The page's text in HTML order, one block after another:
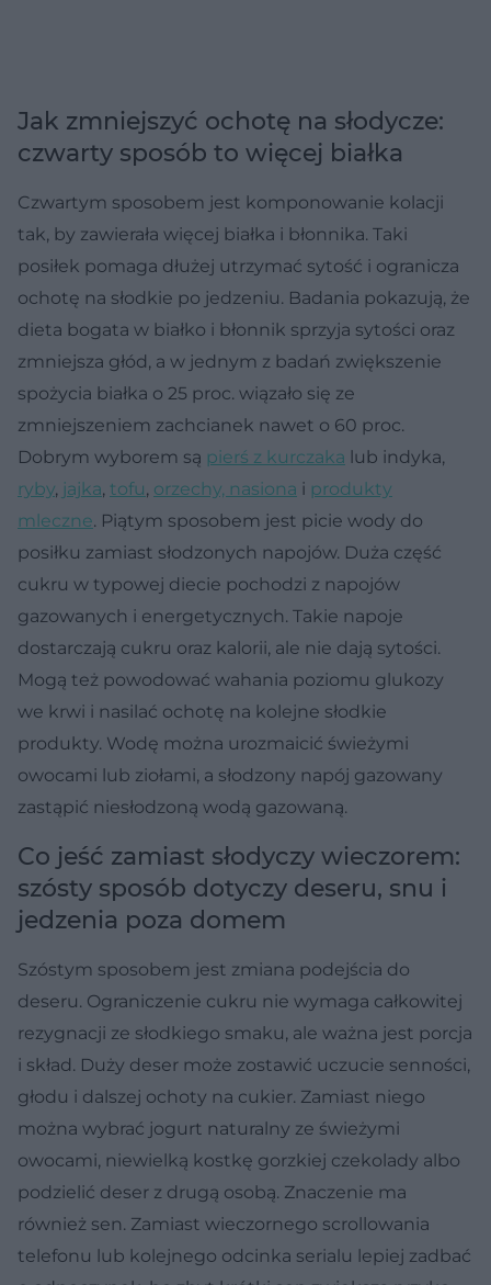
Jak zmniejszyć ochotę na słodycze:
czwarty sposób to więcej białka
Czwartym sposobem jest komponowanie kolacji
tak, by zawierała więcej białka i błonnika. Taki
posiłek pomaga dłużej utrzymać sytość i ogranicza
ochotę na słodkie po jedzeniu. Badania pokazują, że
dieta bogata w białko i błonnik sprzyja sytości oraz
zmniejsza głód, a w jednym z badań zwiększenie
spożycia białka o 25 proc. wiązało się ze
zmniejszeniem zachcianek nawet o 60 proc.
Dobrym wyborem są pierś z kurczaka lub indyka,
ryby, jajka, tofu, orzechy, nasiona i produkty
mleczne. Piątym sposobem jest picie wody do
posiłku zamiast słodzonych napojów. Duża część
cukru w typowej diecie pochodzi z napojów
gazowanych i energetycznych. Takie napoje
dostarczają cukru oraz kalorii, ale nie dają sytości.
Mogą też powodować wahania poziomu glukozy
we krwi i nasilać ochotę na kolejne słodkie
produkty. Wodę można urozmaicić świeżymi
owocami lub ziołami, a słodzony napój gazowany
zastąpić niesłodzoną wodą gazowaną.
Co jeść zamiast słodyczy wieczorem:
szósty sposób dotyczy deseru, snu i
jedzenia poza domem
Szóstym sposobem jest zmiana podejścia do
deseru. Ograniczenie cukru nie wymaga całkowitej
rezygnacji ze słodkiego smaku, ale ważna jest porcja
i skład. Duży deser może zostawić uczucie senności,
głodu i dalszej ochoty na cukier. Zamiast niego
można wybrać jogurt naturalny ze świeżymi
owocami, niewielką kostkę gorzkiej czekolady albo
podzielić deser z drugą osobą. Znaczenie ma
również sen. Zamiast wieczornego scrollowania
telefonu lub kolejnego odcinka serialu lepiej zadbać